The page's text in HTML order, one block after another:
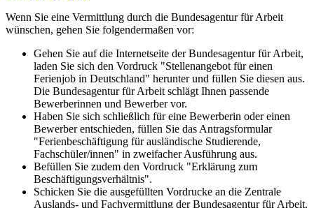
Wenn Sie eine Vermittlung durch die Bundesagentur für Arbeit
wünschen, gehen Sie folgendermaßen vor:
Gehen Sie auf die Internetseite der Bundesagentur für Arbeit,
laden Sie sich den Vordruck "Stellenangebot für einen
Ferienjob in Deutschland" herunter und füllen Sie diesen aus.
Die Bundesagentur für Arbeit schlägt Ihnen passende
Bewerberinnen und Bewerber vor.
Haben Sie sich schließlich für eine Bewerberin oder einen
Bewerber entschieden, füllen Sie das Antragsformular
"Ferienbeschäftigung für ausländische Studierende,
Fachschüler/innen" in zweifacher Ausführung aus.
Befüllen Sie zudem den Vordruck "Erklärung zum
Beschäftigungsverhältnis".
Schicken Sie die ausgefüllten Vordrucke an die Zentrale
Auslands- und Fachvermittlung der Bundesagentur für Arbeit.